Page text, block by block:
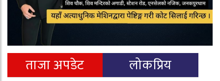
ताजा अपडेट लोकप्रिय